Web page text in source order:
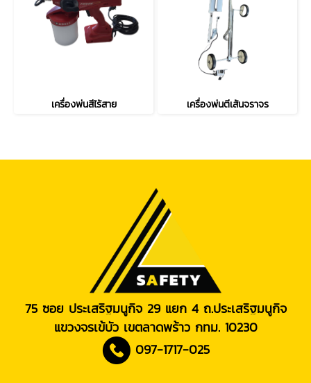
เครื่องพ่นสีไร้สาย เครื่องพ่นตีเส้นจราจร
75 ซอย ประเสริฐมนูกิจ 29 แยก 4 ถ.ประเสริฐมนูกิจ
แขวงจรเข้บัว เขตลาดพร้าว กทม. 10230
097-1717-025